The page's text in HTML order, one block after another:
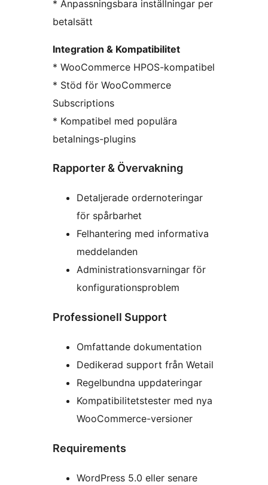
* Anpassningsbara inställningar per
betalsätt
Integration & Kompatibilitet
* WooCommerce HPOS-kompatibel
* Stöd för WooCommerce
Subscriptions
* Kompatibel med populära
betalnings-plugins
Rapporter & Övervakning
Detaljerade ordernoteringar
för spårbarhet
Felhantering med informativa
meddelanden
Administrationsvarningar för
konfigurationsproblem
Professionell Support
Omfattande dokumentation
Dedikerad support från Wetail
Regelbundna uppdateringar
Kompatibilitetstester med nya
WooCommerce-versioner
Requirements
WordPress 5.0 eller senare